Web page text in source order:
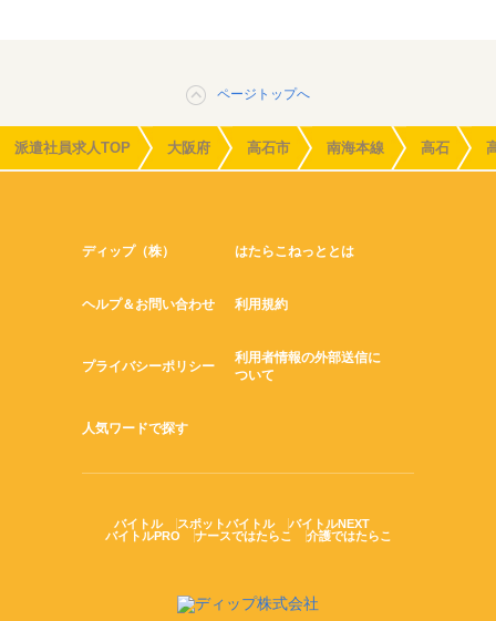
ページトップへ
派遣社員求人TOP 大阪府 高石市 南海本線 高石
ディップ（株） はたらこねっととは
ヘルプ＆お問い合わせ 利用規約
プライバシーポリシー
利用者情報の外部送信に
ついて
人気ワードで探す
バイトル スポットバイトル
バイトルNEXT
バイトルPRO
ナースではたらこ 介護ではたらこ